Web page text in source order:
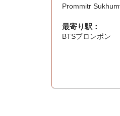
Prommitr
最寄り駅：
BTSプロンポン